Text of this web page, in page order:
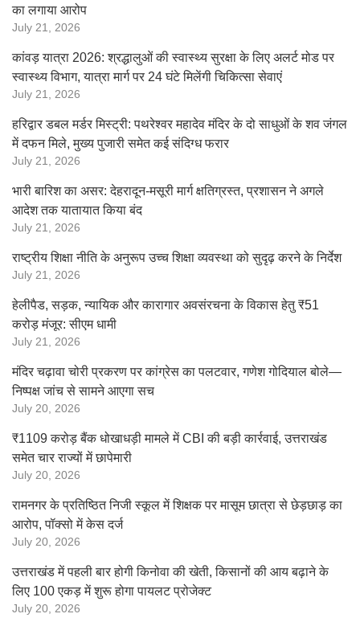
का लगाया आरोप
July 21, 2026
कांवड़ यात्रा 2026: श्रद्धालुओं की स्वास्थ्य सुरक्षा के लिए अलर्ट मोड पर
स्वास्थ्य विभाग, यात्रा मार्ग पर 24 घंटे मिलेंगी चिकित्सा सेवाएं
July 21, 2026
हरिद्वार डबल मर्डर मिस्ट्री: पथरेश्वर महादेव मंदिर के दो साधुओं के शव जंगल
में दफन मिले, मुख्य पुजारी समेत कई संदिग्ध फरार
July 21, 2026
भारी बारिश का असर: देहरादून-मसूरी मार्ग क्षतिग्रस्त, प्रशासन ने अगले
आदेश तक यातायात किया बंद
July 21, 2026
राष्ट्रीय शिक्षा नीति के अनुरूप उच्च शिक्षा व्यवस्था को सुदृढ़ करने के निर्देश
July 21, 2026
हेलीपैड, सड़क, न्यायिक और कारागार अवसंरचना के विकास हेतु ₹51
करोड़ मंजूर: सीएम धामी
July 21, 2026
मंदिर चढ़ावा चोरी प्रकरण पर कांग्रेस का पलटवार, गणेश गोदियाल बोले—
निष्पक्ष जांच से सामने आएगा सच
July 20, 2026
₹1109 करोड़ बैंक धोखाधड़ी मामले में CBI की बड़ी कार्रवाई, उत्तराखंड
समेत चार राज्यों में छापेमारी
July 20, 2026
रामनगर के प्रतिष्ठित निजी स्कूल में शिक्षक पर मासूम छात्रा से छेड़छाड़ का
आरोप, पॉक्सो में केस दर्ज
July 20, 2026
उत्तराखंड में पहली बार होगी किनोवा की खेती, किसानों की आय बढ़ाने के
लिए 100 एकड़ में शुरू होगा पायलट प्रोजेक्ट
July 20, 2026